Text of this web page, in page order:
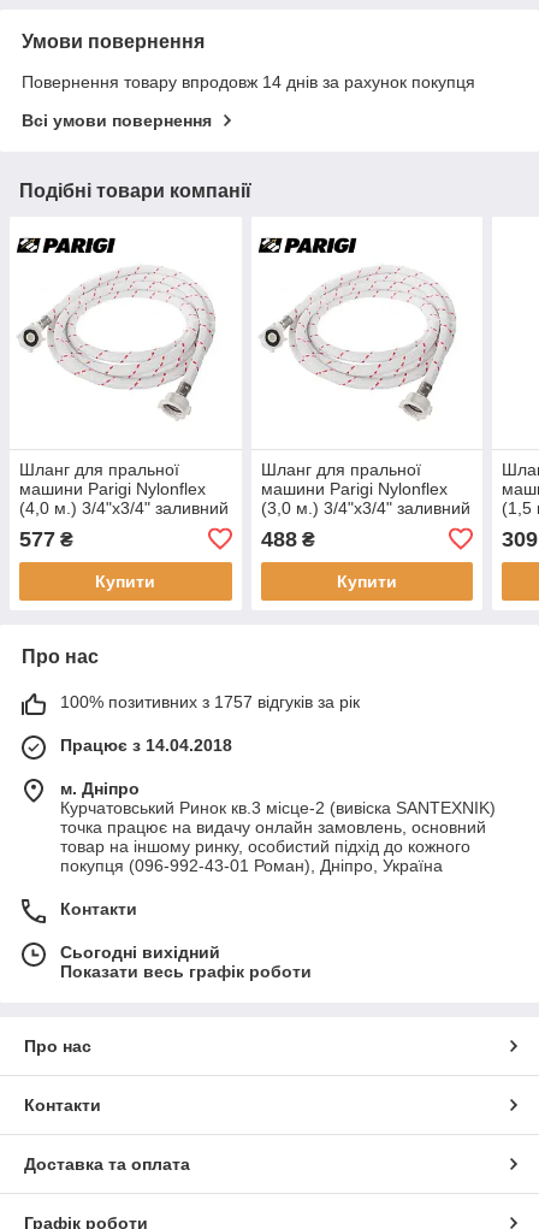
Умови повернення
Повернення товару впродовж 14 днів за рахунок покупця
Всі умови повернення
Подібні товари компанії
Шланг для пральної
машини Parigi Nylonflex
(4,0 м.) 3/4"x3/4" заливний
577 ₴
Купити
Шланг для пральної
машини Parigi Nylonflex
(3,0 м.) 3/4"x3/4" заливний
488₴
Купити
(1,5
309
Про нас
100% позитивних з 1757 відгуків за рік
Працює з 14.04.2018
м. Дніпро
Курчатовський Ринок кв.3 місце-2 (вивіска SANTEXNIK)
точка працює на видачу онлайн замовлень, основний
товар на іншому ринку, особистий підхід до кожного
покупця (096-992-43-01 Роман), Дніпро, Україна
Контакти
Сьогодні вихідний
Показати весь графік роботи
Про нас
Контакти
Доставка та оплата
Графік роботи